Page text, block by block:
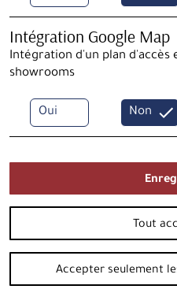
Oui Non
Intégration Google Map
Intégration d'un plan d'accès
showrooms
Tout
Accepter seulement